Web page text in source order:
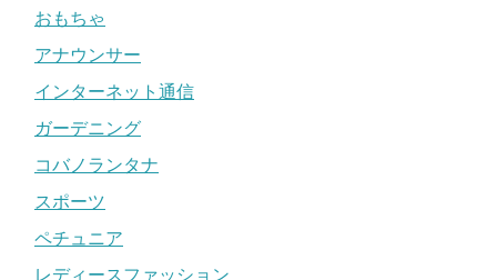
おもちゃ
アナウンサー
インターネット通信
ガーデニング
コバノランタナ
スポーツ
ペチュニア
レディースファッション